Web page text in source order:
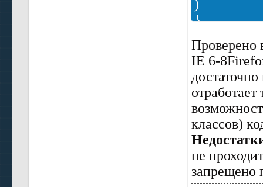
)
}
padding-
}
Проверено
IE 6-
классов)
не
запрещено